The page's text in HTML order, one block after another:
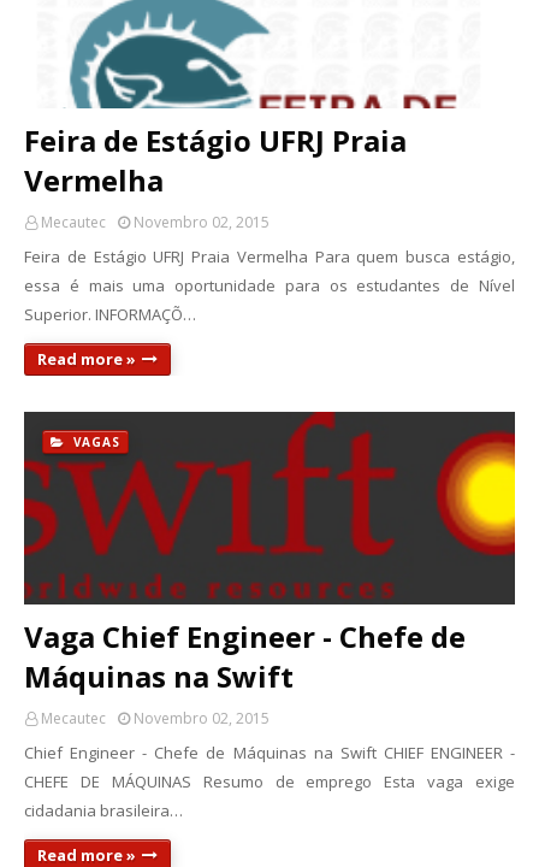
Feira de Estágio UFRJ Praia
Vermelha
Mecautec Novembro 02, 2015
Feira de Estágio UFRJ Praia Vermelha Para quem busca estágio,
essa é mais uma oportunidade para os estudantes de Nível
Superior. INFORMAÇÕ…
Read more »
VAGAS
Vaga Chief Engineer - Chefe de
Máquinas na Swift
Mecautec Novembro 02, 2015
Chief Engineer - Chefe de Máquinas na Swift CHIEF ENGINEER -
CHEFE DE MÁQUINAS Resumo de emprego Esta vaga exige
cidadania brasileira…
Read more »